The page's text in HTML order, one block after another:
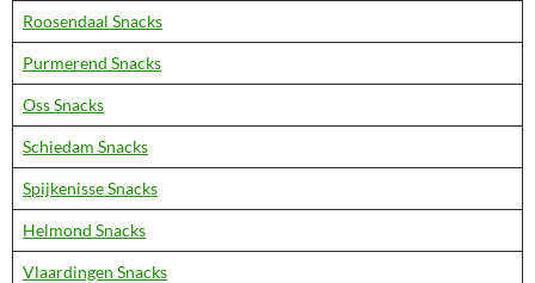
Roosendaal Snacks
Purmerend Snacks
Oss Snacks
Schiedam Snacks
Spijkenisse Snacks
Helmond Snacks
Vlaardingen Snacks